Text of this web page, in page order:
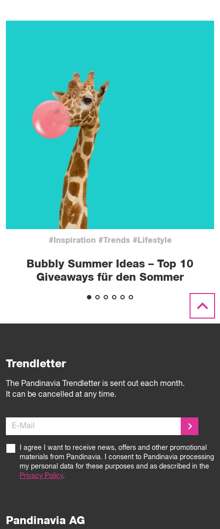
#Inspiration #Trends #Lifestyle
Bubbly Summer Ideas – Top 10
Giveaways für den Sommer
Trendletter
The Pandinavia Trendletter is sent out each month.
It can be cancelled at any time.
E-Mail
I agree I want to receive news, offers and other promotional
materials from Pandinavia. I consent to Pandinavia processing
my personal data for these purposes and as described in the
Privacy Policy.
Pandinavia AG